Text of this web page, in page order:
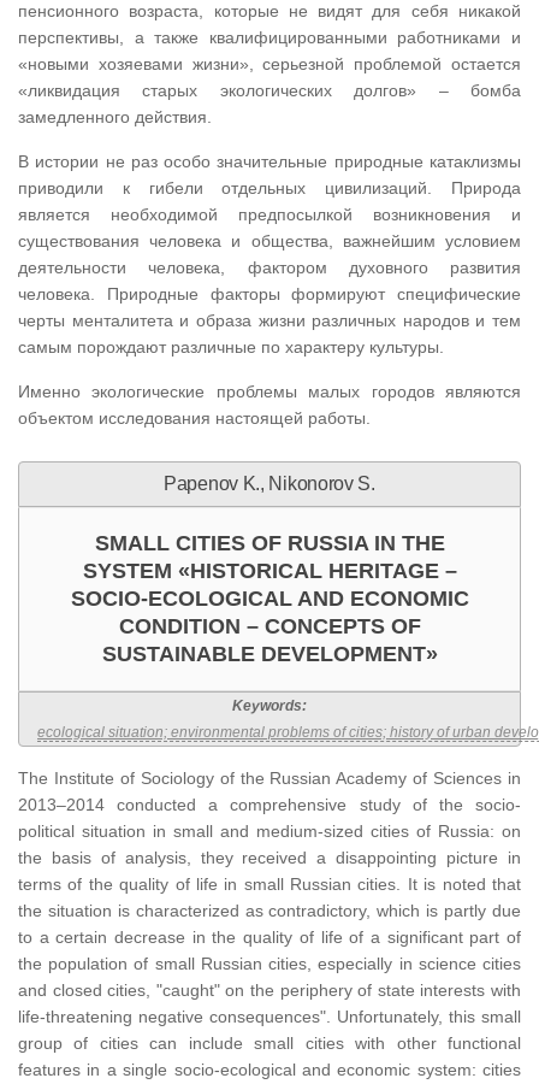
пенсионного возраста, которые не видят для себя никакой
перспективы, а также квалифицированными работниками и
«новыми хозяевами жизни», серьезной проблемой остается
«ликвидация старых экологических долгов» – бомба
замедленного действия.
В истории не раз особо значительные природные катаклизмы
приводили к гибели отдельных цивилизаций. Природа
является необходимой предпосылкой возникновения и
существования человека и общества, важнейшим условием
деятельности человека, фактором духовного развития
человека. Природные факторы формируют специфические
черты менталитета и образа жизни различных народов и тем
самым порождают различные по характеру культуры.
Именно экологические проблемы малых городов являются
объектом исследования настоящей работы.
Papenov K., Nikonorov S.
SMALL CITIES OF RUSSIA IN THE
SYSTEM «HISTORICAL HERITAGE –
SOCIO-ECOLOGICAL AND ECONOMIC
CONDITION – CONCEPTS OF
SUSTAINABLE DEVELOPMENT»
Keywords:
ecological situation; environmental problems of cities; history of urban
The Institute of Sociology of the Russian Academy of Sciences in
2013–2014 conducted a comprehensive study of the socio-
political situation in small and medium-sized cities of Russia: on
the basis of analysis, they received a disappointing picture in
terms of the quality of life in small Russian cities. It is noted that
the situation is characterized as contradictory, which is partly due
to a certain decrease in the quality of life of a significant part of
the population of small Russian cities, especially in science cities
and closed cities, "caught" on the periphery of state interests with
life-threatening negative consequences". Unfortunately, this small
group of cities can include small cities with other functional
features in a single socio-ecological and economic system: cities